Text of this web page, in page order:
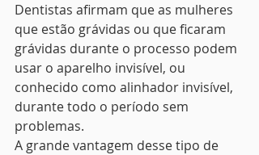
Dentistas afirmam que as mulheres
que estão grávidas ou que ficaram
grávidas durante o processo podem
usar o aparelho invisível, ou
conhecido como alinhador invisível,
durante todo o período sem
problemas.
A grande vantagem desse tipo de